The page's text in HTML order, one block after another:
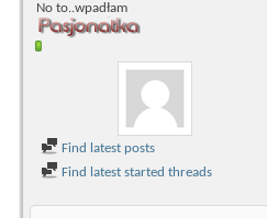
No to..wpadłam
Find latest posts
Find latest started threads